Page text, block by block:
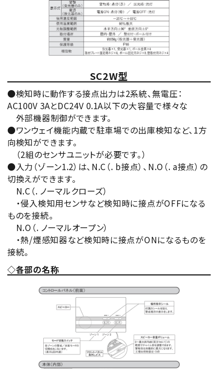
SC2W型
●検知時に動作する接点出力は2系統、無電圧：
AC100V 3AとDC24V 0.1A以下の大容量で様々な
外部機器制御ができます。
●ワンウェイ機能内蔵で駐車場での出庫検知など、1方
向検知ができます。
（2組のセンサユニットが必要です。）
●入力（ゾーン1.2）は、N.C（. b接点）、N.O（. a接点）の
切換えができます。
N.C（. ノーマルクローズ）
・侵入検知用センサなど検知時に接点がOFFになる
ものを接続。
N.O（. ノーマルオープン）
・熱/煙感知器など検知時に接点がONになるものを
接続。
◇各部の名称